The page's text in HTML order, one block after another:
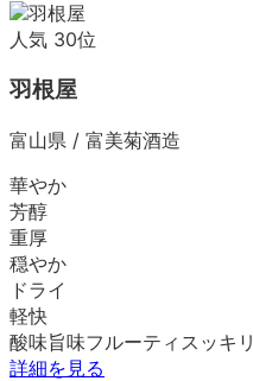
人気 30位
羽根屋
富山県 / 富美菊酒造
華やか
芳醇
重厚
穏やか
ドライ
軽快
酸味旨味フルーティ スッキリ
詳細を見る